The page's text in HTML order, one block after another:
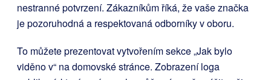
nestranné potvrzení. Zákazníkům říká, že vaše značka
je pozoruhodná a respektovaná odborníky v oboru.
To můžete prezentovat vytvořením sekce „Jak bylo
viděno v“ na domovské stránce. Zobrazení loga